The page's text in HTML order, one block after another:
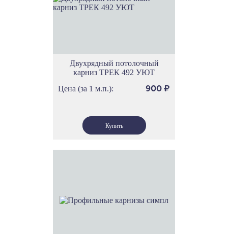
Двухрядный потолочный
карниз ТРЕК 492 УЮТ
Цена (за 1 м.п.):
900 ₽